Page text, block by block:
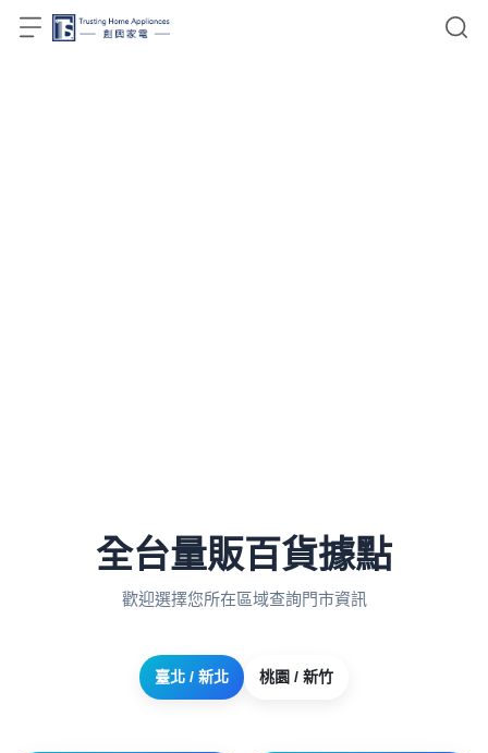
全台量販百貨據點
歡迎選擇您所在區域查詢門市資訊
臺北 / 新北 桃園 / 新竹